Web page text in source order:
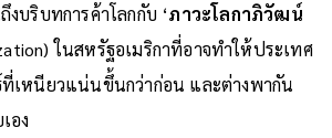
บริบทการค้าโลกกับ ‘ภาวะโลกาภิวัฒน์
ในสหรัฐอเมริกาที่อาจทำให้ประเทศ
เหนียวแน่นขึ้นกว่าก่อน และต่างพากัน
อง